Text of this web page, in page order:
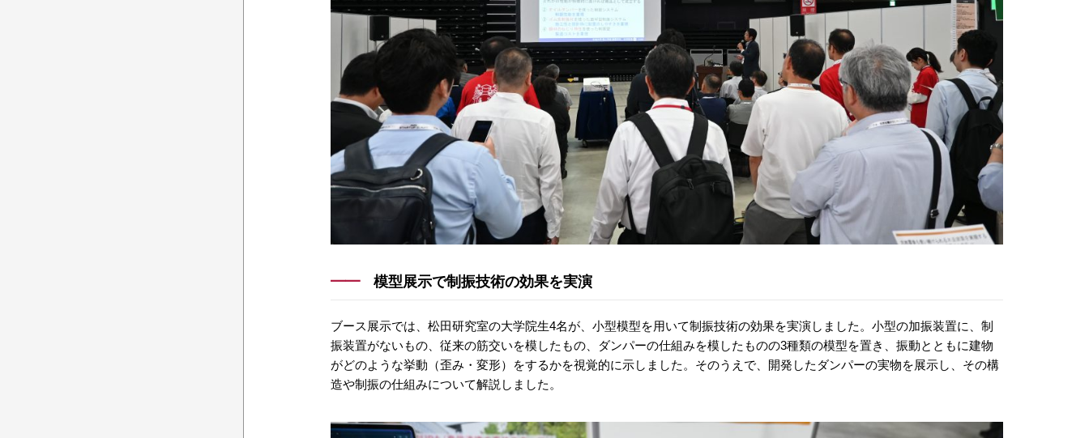
模型展示で制振技術の効果を実演
ブース展示では、松田研究室の大学院生4名が、小型模型を用いて制振技術の効果を実演しました。小型の加振装置に、制
振装置がないもの、従来の筋交いを模したもの、ダンパーの仕組みを模したものの3種類の模型を置き、振動とともに建物
がどのような挙動（歪み・変形）をするかを視覚的に示しました。そのうえで、開発したダンパーの実物を展示し、その構
造や制振の仕組みについて解説しました。